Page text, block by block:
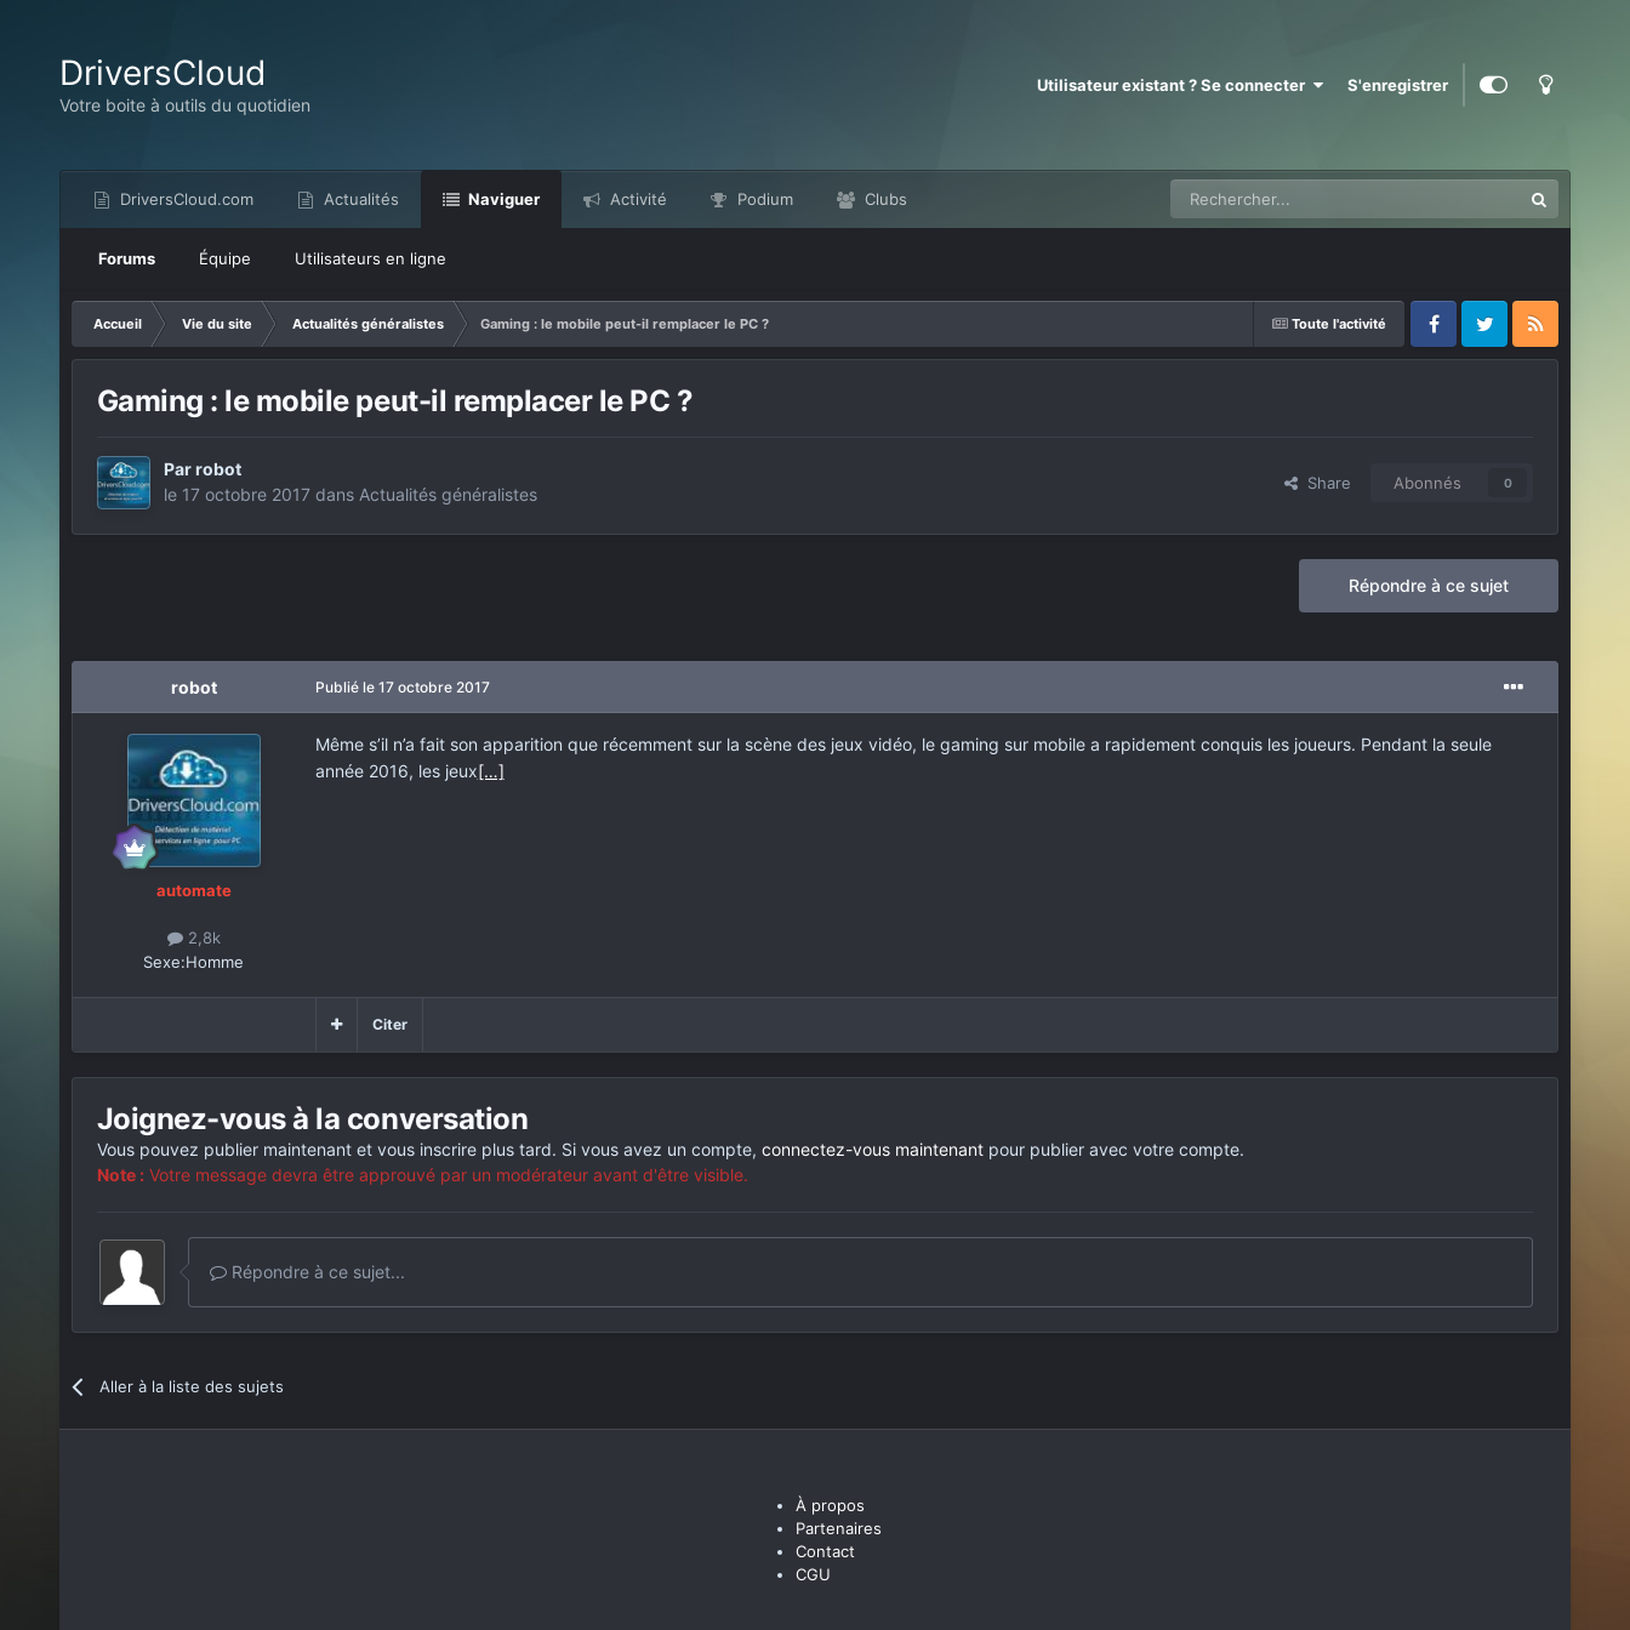
DriversCloud
Votre boite à outils du quotidien
Utilisateur existant ? Se connecter S'enregistrer
DriversCloud.com Actualités Naviguer
Forums Équipe Utilisateurs en ligne
Activité Podium Clubs
Toute l'activité
Accueil Vie du site Actualités généralistes
Gaming : le mobile peut-il remplacer le PC ?
FacebookTwitter RSS
Gaming : le mobile peut-il remplacer le PC ?
Parrobot
le 17 octobre 2017 dans Actualités généralistes
Share Abonnés 0
Répondre à ce sujet
robot
automate
2,8k
Sexe:Homme
Publié le 17 octobre 2017
Même s’il n’a fait son apparition que récemment sur la scène des jeux vidéo, le gaming sur mobile a rapidement conquis les joueurs. Pendant la seule
année 2016, les jeux[…]
Citer
Joignez-vous à la conversation
Vous pouvez publier maintenant et vous inscrire plus tard. Si vous avez un compte, connectez-vous maintenantpour publier avec votre compte.
Note : Votre message devra être approuvé par un modérateur avant d'être visible.
Répondre à ce sujet...
Aller à la liste des sujets
À propos
Partenaires
Contact
CGU